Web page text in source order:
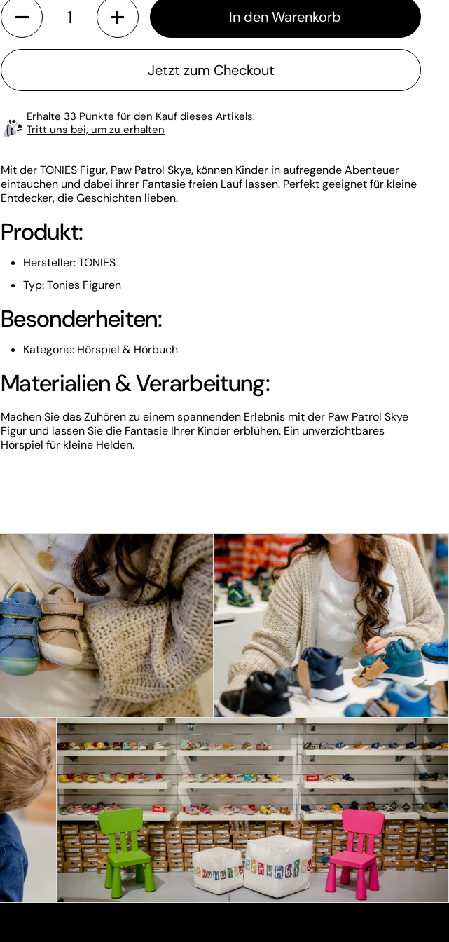
In den Warenkorb
Jetzt zum Checkout
Erhalte 33 Punkte für den Kauf dieses Artikels.
Tritt uns bei, um zu erhalten
Mit der TONIES Figur, Paw Patrol Skye, können Kinder in aufregende Abenteuer
eintauchen und dabei ihrer Fantasie freien Lauf lassen. Perfekt geeignet für kleine
Entdecker, die Geschichten lieben.
Produkt:
Hersteller: TONIES
Typ: Tonies Figuren
Besonderheiten:
Kategorie: Hörspiel & Hörbuch
Materialien & Verarbeitung:
Machen Sie das Zuhören zu einem spannenden Erlebnis mit der Paw Patrol Skye
Figur und lassen Sie die Fantasie Ihrer Kinder erblühen. Ein unverzichtbares
Hörspiel für kleine Helden.